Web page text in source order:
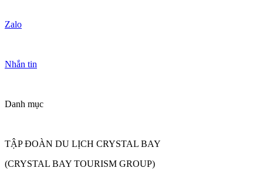
Zalo
Nhắn tin
Danh mục
TẬP ĐOÀN DU LỊCH CRYSTAL BAY
(CRYSTAL BAY TOURISM GROUP)